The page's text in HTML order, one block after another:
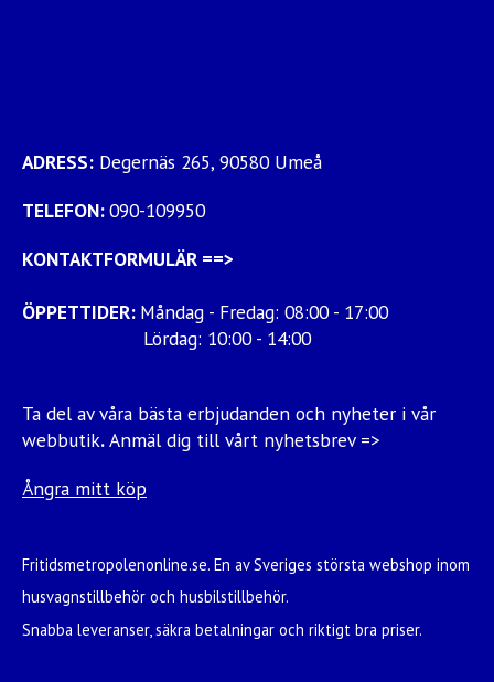
ADRESS: Degernäs 265, 90580 Umeå
TELEFON:090-109950
KONTAKTFORMULÄR ==>
ÖPPETTIDER: Måndag - Fredag: 08:00 - 17:00
Lördag: 10:00 - 14:00
Ta del av våra bästa erbjudanden och nyheter i vår
webbutik.Anmäl dig till vårt nyhetsbrev =>
Ångra mitt köp
Fritidsmetropolenonline.se. En av Sveriges största webshop inom
husvagnstillbehör och husbilstillbehör.
Snabba leveranser, säkra betalningar och riktigt bra priser.